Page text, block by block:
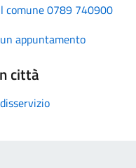
comune 0789 740900
appuntamento
città